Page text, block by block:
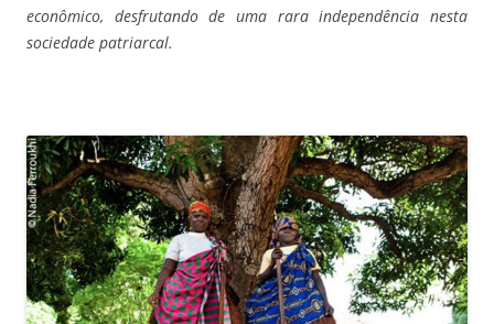
econômico, desfrutando de uma rara independência nesta
sociedade patriarcal.